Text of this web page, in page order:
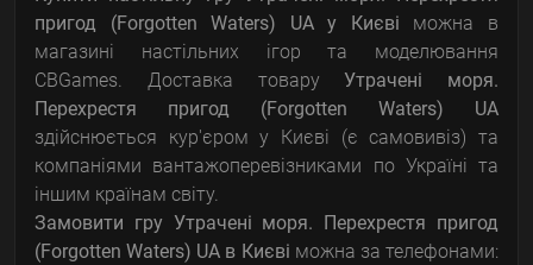
пригод (Forgotten Waters) UA
у Києві можна в
магазині настільних ігор та моделювання
CBGames. Доставка товару Утрачені моря.
Перехрестя пригод (Forgotten Waters) UA
здійснюється кур'єром у Києві (є самовивіз) та
компаніями вантажоперевізниками по Україні та
іншим країнам світу.
Замовити гру Утрачені моря. Перехрестя пригод
(Forgotten Waters) UA в Києві можна за телефонами: